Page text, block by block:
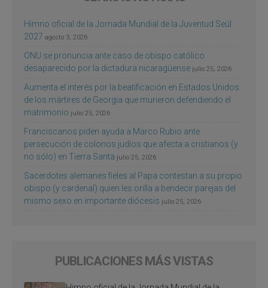
Himno oficial de la Jornada Mundial de la Juventud Seúl
2027 agosto 3, 2026
ONU se pronuncia ante caso de obispo católico
desaparecido por la dictadura nicaragüense julio 25, 2026
Aumenta el interés por la beatificación en Estados Unidos
de los mártires de Georgia que murieron defendiendo el
matrimonio julio 25, 2026
Franciscanos piden ayuda a Marco Rubio ante
persecución de colonos judíos que afecta a cristianos (y
no sólo) en Tierra Santa julio 25, 2026
Sacerdotes alemanes fieles al Papa contestan a su propio
obispo (y cardenal) quien les orilla a bendecir parejas del
mismo sexo en importante diócesis julio 25, 2026
PUBLICACIONES MÁS VISTAS